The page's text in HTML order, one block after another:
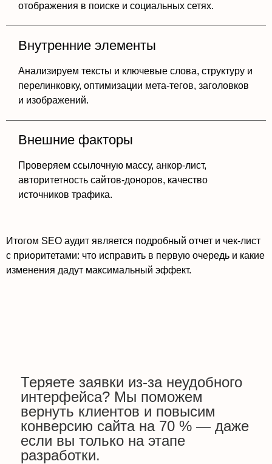
отображения в поиске и социальных сетях.
Внутренние элементы
Анализируем тексты и ключевые слова, структуру и
перелинковку, оптимизации мета-тегов, заголовков
и изображений.
Внешние факторы
Проверяем ссылочную массу, анкор-лист,
авторитетность сайтов-доноров, качество
источников трафика.
Итогом SEO аудит является подробный отчет и чек-лист
с приоритетами: что исправить в первую очередь и какие
изменения дадут максимальный эффект.
Теряете заявки из-за неудобного
интерфейса? Мы поможем
вернуть клиентов и повысим
конверсию сайта на 70 % — даже
если вы только на этапе
разработки.